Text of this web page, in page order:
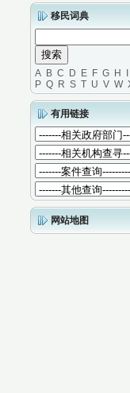
移民词典
A B C D E F G H
P Q R S T U V W
有用链接
网站地图